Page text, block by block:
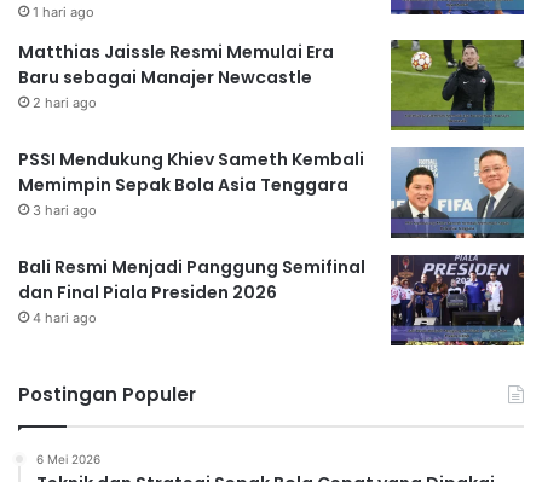
1 hari ago
Matthias Jaissle Resmi Memulai Era
Baru sebagai Manajer Newcastle
2 hari ago
PSSI Mendukung Khiev Sameth Kembali
Memimpin Sepak Bola Asia Tenggara
3 hari ago
Bali Resmi Menjadi Panggung Semifinal
dan Final Piala Presiden 2026
4 hari ago
Postingan Populer
6 Mei 2026